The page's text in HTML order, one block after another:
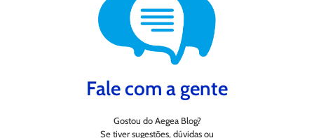
Fale com a gente
Gostou do Aegea Blog?
Se tiver sugestões, dúvidas ou